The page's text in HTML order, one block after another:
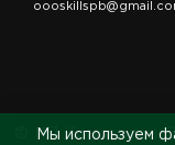
© ИП Коновалов
Мы используем